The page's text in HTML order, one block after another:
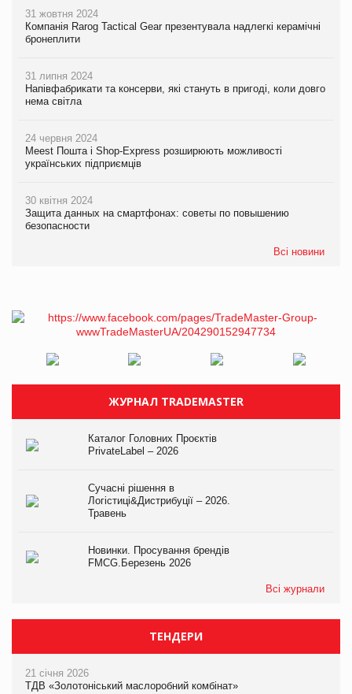
31 жовтня 2024
Компанія Rarog Tactical Gear презентувала надлегкі керамічні
бронеплити
31 липня 2024
Напівфабрикати та консерви, які стануть в пригоді, коли довго
нема світла
24 червня 2024
Meest Пошта і Shop-Express розширюють можливості
українських підприємців
30 квітня 2024
Защита данных на смартфонах: советы по повышению
безопасности
Всі новини
ЖУРНАЛ TRADEMASTER
Каталог Головних Проєктів
PrivateLabel – 2026
Сучасні рішення в
Логістиці&Дистрибуції – 2026.
Травень
Новинки. Просування брендів
FMCG.Березень 2026
Всі журнали
ТЕНДЕРИ
21 січня 2026
ТДВ «Золотоніський маслоробний комбінат»